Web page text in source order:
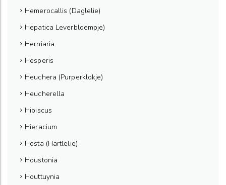
Hemerocallis (Daglelie)
Hepatica Leverbloempje)
Herniaria
Hesperis
Heuchera (Purperklokje)
Heucherella
Hibiscus
Hieracium
Hosta (Hartlelie)
Houstonia
Houttuynia